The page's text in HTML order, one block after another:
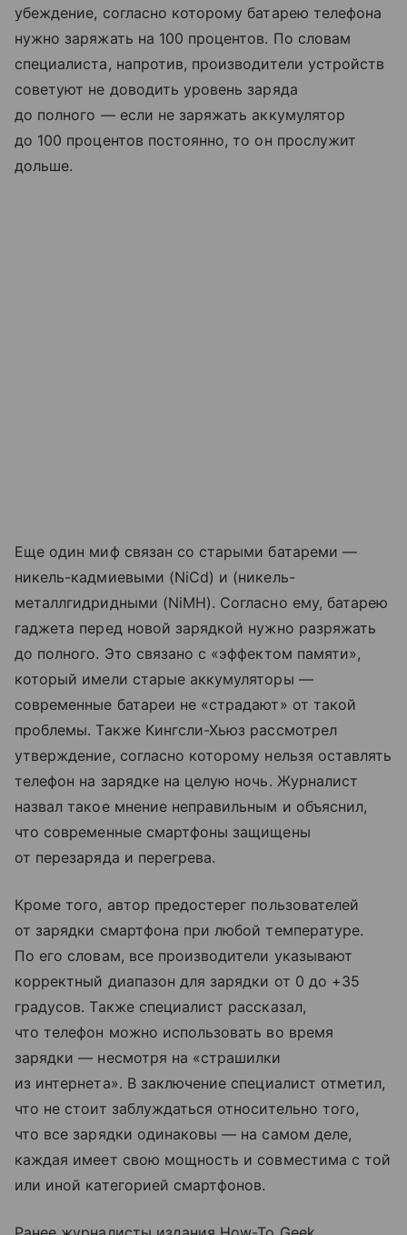
убеждение, согласно которому батарею телефона
нужно заряжать на 100 процентов. По словам
специалиста, напротив, производители устройств
советуют не доводить уровень заряда
до полного — если не заряжать аккумулятор
до 100 процентов постоянно, то он прослужит
дольше.
Еще один миф связан со старыми батареми —
никель-кадмиевыми (NiCd) и (никель-
металлгидридными (NiMH). Согласно ему, батарею
гаджета перед новой зарядкой нужно разряжать
до полного. Это связано с «эффектом памяти»,
который имели старые аккумуляторы —
современные батареи не «страдают» от такой
проблемы. Также Кингсли-Хьюз рассмотрел
утверждение, согласно которому нельзя оставлять
телефон на зарядке на целую ночь. Журналист
назвал такое мнение неправильным и объяснил,
что современные смартфоны защищены
от перезаряда и перегрева.
Кроме того, автор предостерег пользователей
от зарядки смартфона при любой температуре.
По его словам, все производители указывают
корректный диапазон для зарядки от 0 до +35
градусов. Также специалист рассказал,
что телефон можно использовать во время
зарядки — несмотря на «страшилки
из интернета». В заключение специалист отметил,
что не стоит заблуждаться относительно того,
что все зарядки одинаковы — на самом деле,
каждая имеет свою мощность и совместима с той
или иной категорией смартфонов.